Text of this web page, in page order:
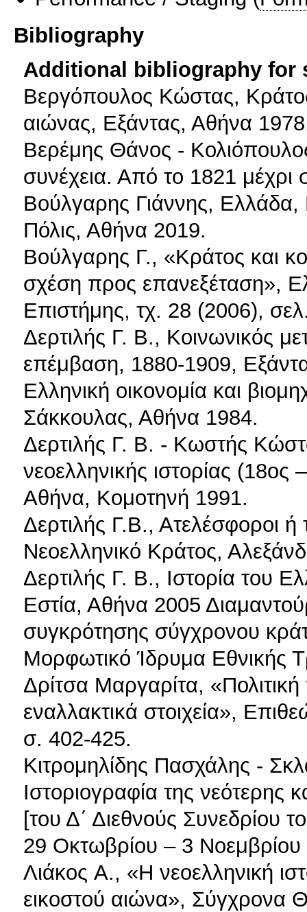
Bibliography
Additional bibliography for
Βεργόπουλος Κώστας, Κράτος
αιώνας, Εξάντας, Αθήνα
Βερέμης Θάνος -
συνέχεια. Από το 1821
Βούλγαρης Γιάννης,
Πόλις, Αθήνα 2019.
Bούλγαρης Γ., «Κράτος και
σχέση προς επανεξέταση»,
Επιστήμης, τχ. 28 (2006),
Δερτιλής Γ. Β., Κοινωνικός
επέμβαση, 1880-1909,
Ελληνική οικονομία και
Σάκκουλας, Αθήνα 1984.
Δερτιλής Γ. Β. - Kωστής
νεοελληνικής ιστορίας
Αθήνα, Κομοτηνή 1991.
Δερτιλής Γ.Β., Ατελέσφοροι ή
Νεοελληνικό Κράτος,
Δερτιλής Γ. Β., Ιστορία του
Εστία, Αθήνα 2005
συγκρότησης σύγχρονου
Μορφωτικό Ίδρυμα Εθνικής
Δρίτσα Μαργαρίτα,
εναλλακτικά στοιχεία»,
σ. 402-425.
Κιτρομηλίδης Πασχάλης -
Ιστοριογραφία της
[του Δ΄ Διεθνούς Συνεδρίου
29 Οκτωβρίου – 3
Λιάκος A., «H νεοελληνική
εικοστού αιώνα», Σύγχρονα